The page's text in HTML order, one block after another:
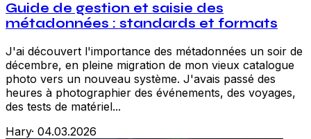
Guide de gestion et saisie des
métadonnées : standards et formats
J'ai découvert l'importance des métadonnées un soir de
décembre, en pleine migration de mon vieux catalogue
photo vers un nouveau système. J'avais passé des
heures à photographier des événements, des voyages,
des tests de matériel...
Hary· 04.03.2026